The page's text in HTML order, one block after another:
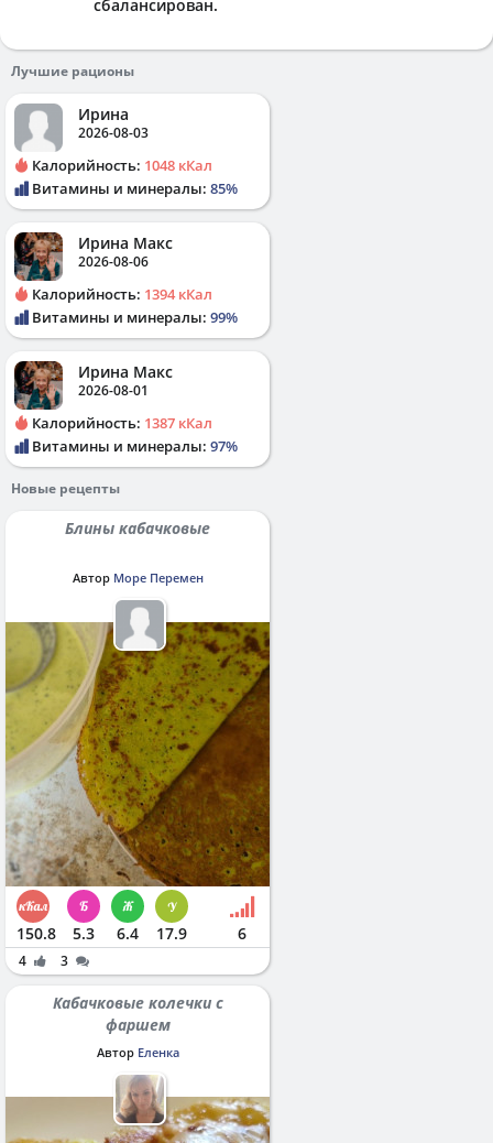
сбалансирован.
Лучшие рационы
Ирина
2026-08-03
Калорийность: 1048 кКал
Витамины и минералы: 85%
Ирина Макс
2026-08-06
Калорийность: 1394 кКал
Витамины и минералы: 99%
Ирина Макс
2026-08-01
Калорийность: 1387 кКал
Витамины и минералы: 97%
Новые рецепты
Блины кабачковые
Автор Море Перемен
150.8 5.3 6.4 17.9 6
4 3
Кабачковые колечки с
фаршем
Автор Еленка